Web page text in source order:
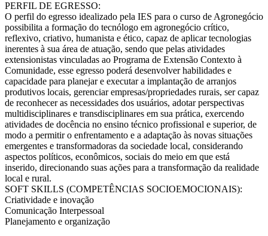
PERFIL DE EGRESSO:
O perfil do egresso idealizado pela IES para o curso de Agronegócio
possibilita a formação do tecnólogo em agronegócio crítico,
reflexivo, criativo, humanista e ético, capaz de aplicar tecnologias
inerentes à sua área de atuação, sendo que pelas atividades
extensionistas vinculadas ao Programa de Extensão Contexto à
Comunidade, esse egresso poderá desenvolver habilidades e
capacidade para planejar e executar a implantação de arranjos
produtivos locais, gerenciar empresas/propriedades rurais, ser capaz
de reconhecer as necessidades dos usuários, adotar perspectivas
multidisciplinares e transdisciplinares em sua prática, exercendo
atividades de docência no ensino técnico profissional e superior, de
modo a permitir o enfrentamento e a adaptação às novas situações
emergentes e transformadoras da sociedade local, considerando
aspectos políticos, econômicos, sociais do meio em que está
inserido, direcionando suas ações para a transformação da realidade
local e rural.
SOFT SKILLS (COMPETÊNCIAS SOCIOEMOCIONAIS):
Criatividade e inovação
Comunicação Interpessoal
Planejamento e organização